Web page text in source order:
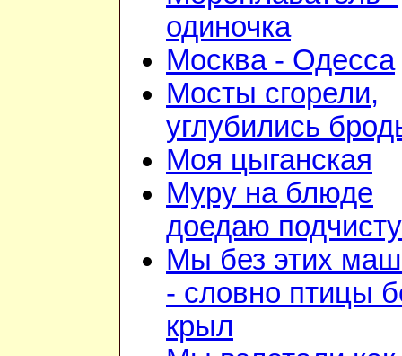
одиночка
Москва - Одесса
Мосты сгорели,
углубились
Моя цыганская
Муру на блюде
доедаю
Мы без этих
- словно птицы
крыл